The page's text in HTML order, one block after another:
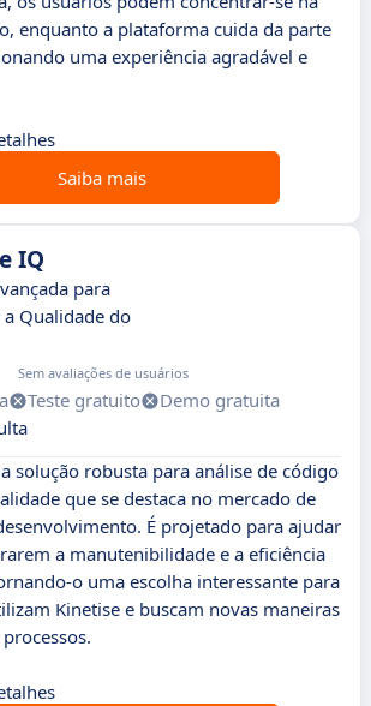
enquanto a plataforma cuida da parte
uma experiência agradável e
Saiba mais
IQ
para
Qualidade do
Sem avaliações de usuários
Teste gratuito
Demo gratuita
solução robusta para análise de código
que se destaca no mercado de
É projetado para ajudar
a manutenibilidade e a eficiência
o uma escolha interessante para
Kinetise e buscam novas maneiras